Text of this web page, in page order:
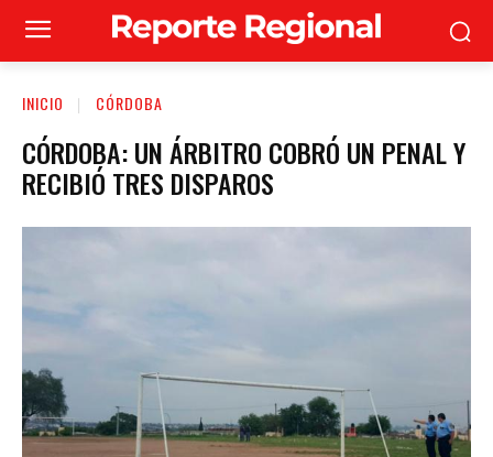
INICIO CÓRDOBA
CÓRDOBA: UN ÁRBITRO COBRÓ UN PENAL Y
RECIBIÓ TRES DISPAROS